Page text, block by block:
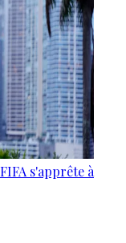
s'apprête à